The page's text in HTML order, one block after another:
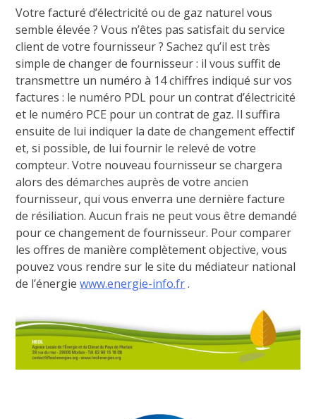
Votre facturé d’électricité ou de gaz naturel vous
semble élevée ? Vous n’êtes pas satisfait du service
client de votre fournisseur ? Sachez qu’il est très
simple de changer de fournisseur : il vous suffit de
transmettre un numéro à 14 chiffres indiqué sur vos
factures : le numéro PDL pour un contrat d’électricité
et le numéro PCE pour un contrat de gaz. Il suffira
ensuite de lui indiquer la date de changement effectif
et, si possible, de lui fournir le relevé de votre
compteur. Votre nouveau fournisseur se chargera
alors des démarches auprès de votre ancien
fournisseur, qui vous enverra une dernière facture
de résiliation. Aucun frais ne peut vous être demandé
pour ce changement de fournisseur. Pour comparer
les offres de manière complètement objective, vous
pouvez vous rendre sur le site du médiateur national
de l’énergiewww.energie-info.fr.